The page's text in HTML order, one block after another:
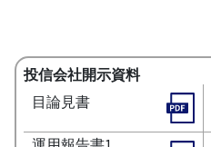
投信会社開示資料
目論見書